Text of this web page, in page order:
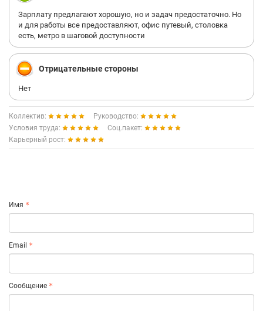
Зарплату предлагают хорошую, но и задач предостаточно. Но
и для работы все предоставляют, офис путевый, столовка
есть, метро в шаговой доступности
Отрицательные стороны
Нет
Коллектив:
Руководство:
Условия труда:
Соц.пакет:
Карьерный рост:
Имя
Email
Сообщение